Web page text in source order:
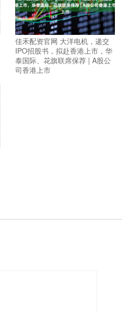
佳禾配资官网 大洋电机，递交
IPO招股书，拟赴香港上市，华
泰国际、花旗联席保荐 | A股公
司香港上市